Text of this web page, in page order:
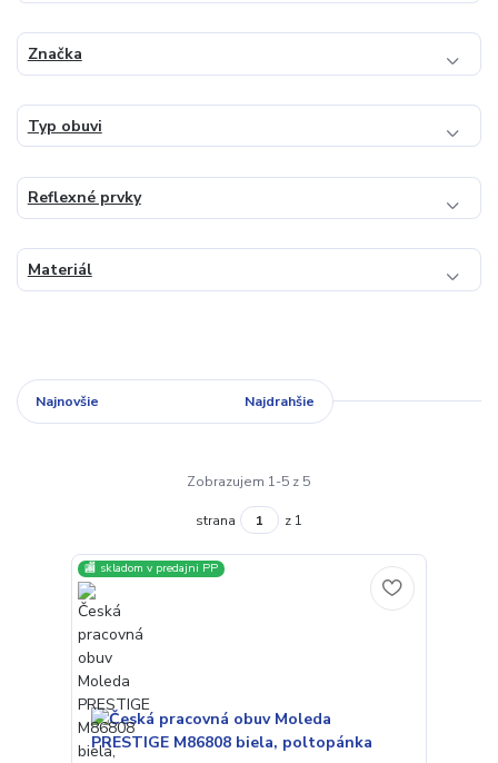
Značka
Typ obuvi
Reflexné prvky
Materiál
Najnovšie Najdrahšie
Zobrazujem 1-5 z 5
strana z 1
🏬 skladom v predajni PP